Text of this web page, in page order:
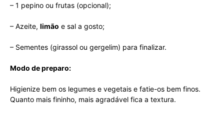
– 1 pepino ou frutas (opcional);
– Azeite, limão e sal a gosto;
– Sementes (girassol ou gergelim) para finalizar.
Modo de preparo:
Higienize bem os legumes e vegetais e fatie-os bem finos.
Quanto mais fininho, mais agradável fica a textura.